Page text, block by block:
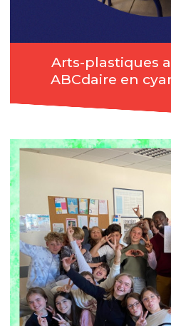
Arts-plastiques
ABCdaire en